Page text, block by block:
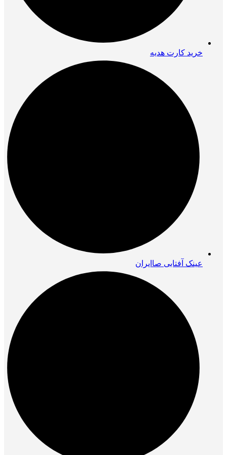
خرید کارت هدیه
عینک آفتابی صاایران